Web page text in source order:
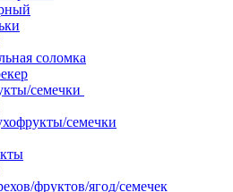
соломка
семечки
семечки
фруктов/ягод/семечек